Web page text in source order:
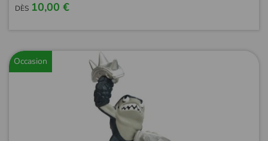
DÈS 10,00 €
Occasion